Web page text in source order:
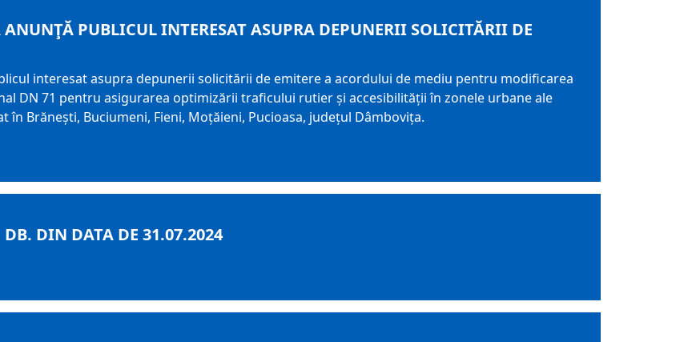
PUBLICUL INTERESAT ASUPRA DEPUNERII SOLICITĂRII DE
interesat asupra depunerii solicitării de emitere a acordului de mediu pentru modificarea
DN 71 pentru asigurarea optimizării traficului rutier și accesibilității în zonele urbane ale
în Brănești, Buciumeni, Fieni, Moțăieni, Pucioasa, județul Dâmbovița.
DIN DATA DE 31.07.2024